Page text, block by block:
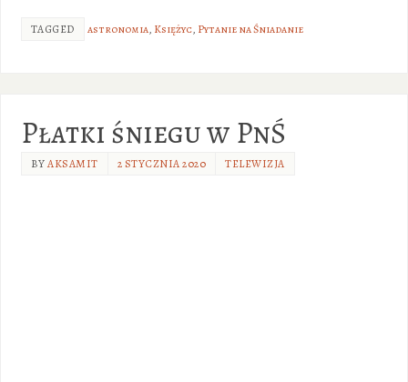
TAGGED astronomia, Księżyc, Pytanie na Śniadanie
Płatki śniegu w PnŚ
BYAKSAMIT 2 STYCZNIA 2020 TELEWIZJA